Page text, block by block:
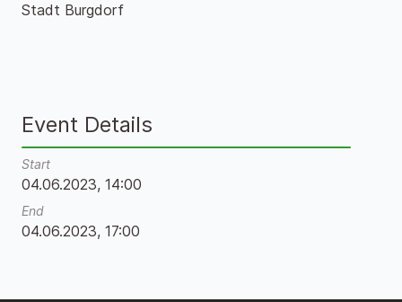
Stadt Burgdorf
Event Details
Start
04.06.2023, 14:00
End
04.06.2023, 17:00